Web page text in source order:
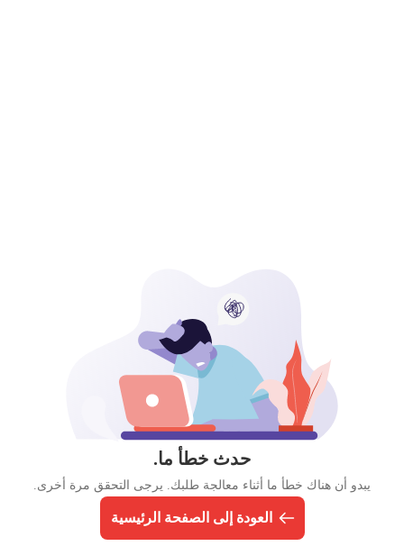
حدث خطأ ما.
يبدو أن هناك خطأ ما أثناء معالجة طلبك. يرجى التحقق مرة أخرى.
العودة إلى الصفحة الرئيسية